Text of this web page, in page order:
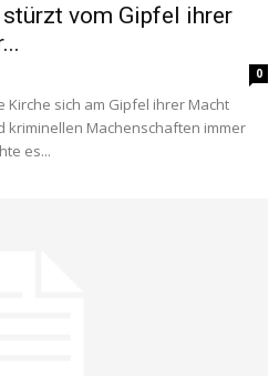
vom Gipfel ihrer
0
Kirche sich am Gipfel ihrer Macht
Machenschaften immer
es...